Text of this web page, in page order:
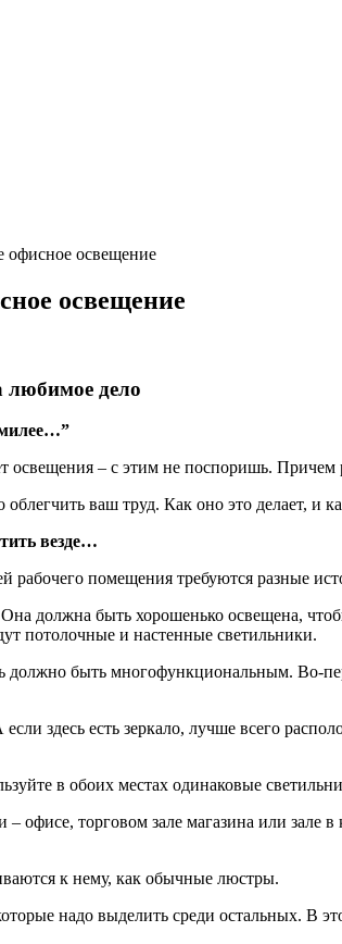
освещение
освещение
любимое дело
милее…”
освещения – с этим не поспоришь. Причем
ваш труд. Как оно это делает, и
везде…
рабочего помещения требуются разные
должна быть хорошенько освещена,
потолочные и настенные светильники.
быть многофункциональным. Во-
здесь есть зеркало, лучше всего
в обоих местах одинаковые
офисе, торговом зале магазина или зале
к нему, как обычные люстры.
надо выделить среди остальных. В